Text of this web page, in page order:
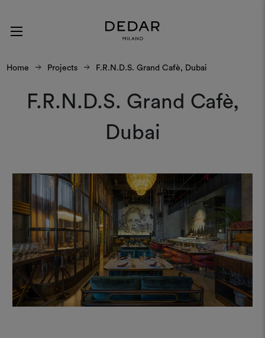
Home Projects F.R.N.D.S. Grand Cafè, Dubai
F.R.N.D.S. Grand Cafè,
Dubai